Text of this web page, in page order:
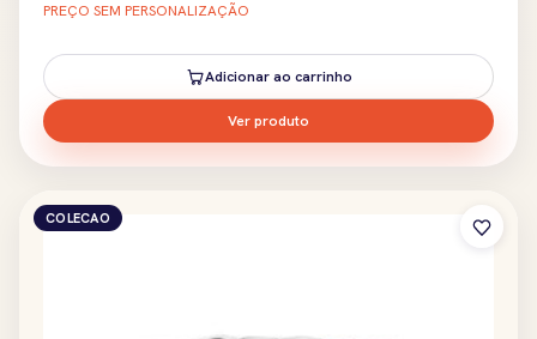
PREÇO SEM PERSONALIZAÇÃO
Adicionar ao carrinho
Ver produto
COLECAO